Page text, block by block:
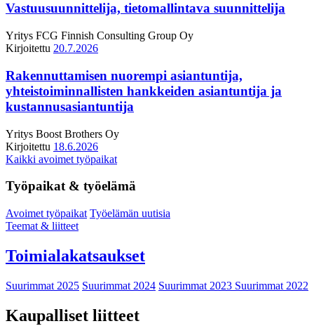
Vastuusuunnittelija, tietomallintava suunnittelija
Yritys FCG Finnish Consulting Group Oy
Kirjoitettu 20.7.2026
Rakennuttamisen nuorempi asiantuntija,
yhteistoiminnallisten hankkeiden asiantuntija ja
kustannusasiantuntija
Yritys Boost Brothers Oy
Kirjoitettu 18.6.2026
Kaikki avoimet työpaikat
Työpaikat & työelämä
Avoimet työpaikat Työelämän uutisia
Teemat & liitteet
Toimialakatsaukset
Suurimmat 2025 Suurimmat 2024 Suurimmat 2023 Suurimmat 2022
Kaupalliset liitteet